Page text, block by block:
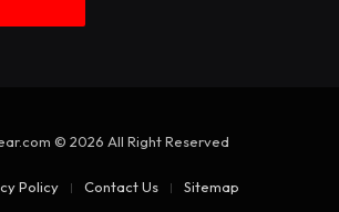
© 2026 All Right Reserved
Policy Contact Us Sitemap